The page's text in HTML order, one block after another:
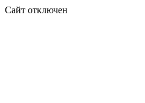
Сайт отключен